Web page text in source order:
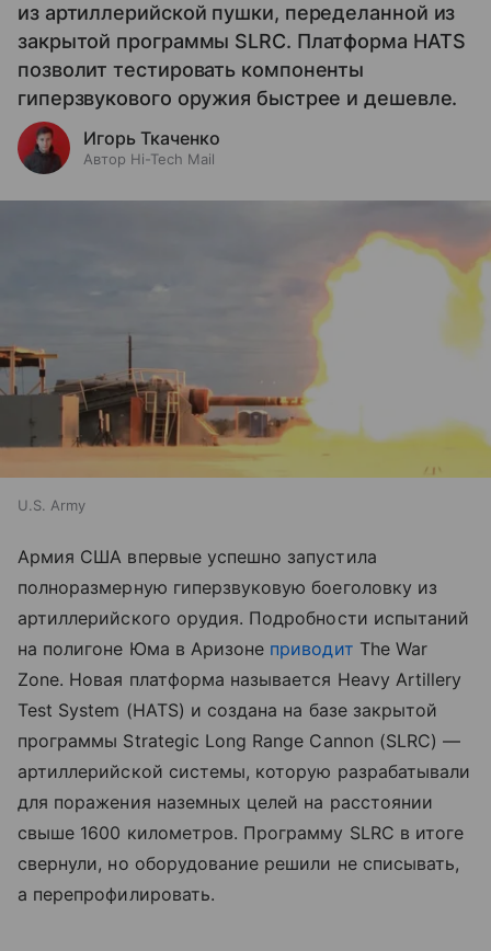
из артиллерийской пушки, переделанной из
закрытой программы SLRC. Платформа HATS
позволит тестировать компоненты
гиперзвукового оружия быстрее и дешевле.
Игорь Ткаченко
Автор Hi-Tech Mail
U.S. Army
Армия США впервые успешно запустила
полноразмерную гиперзвуковую боеголовку из
артиллерийского орудия. Подробности испытаний
на полигоне Юма в Аризоне приводит The War
Zone. Новая платформа называется Heavy Artillery
Test System (HATS) и создана на базе закрытой
программы Strategic Long Range Cannon (SLRC) —
артиллерийской системы, которую разрабатывали
для поражения наземных целей на расстоянии
свыше 1600 километров. Программу SLRC в итоге
свернули, но оборудование решили не списывать,
а перепрофилировать.